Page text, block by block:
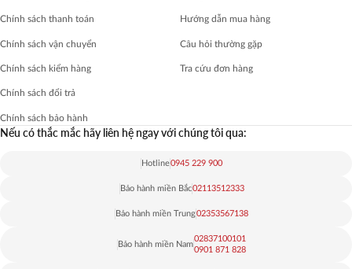
Chính sách thanh toán
Chính sách vận chuyển
Chính sách kiểm hàng
Chính sách đổi trả
Chính sách bảo hành
Hướng dẫn mua hàng
Câu hỏi thường gặp
Tra cứu đơn hàng
Nếu có thắc mắc hãy liên hệ ngay với chúng tôi qua:
Hotline0945 229 900
Bảo hành miền Bắc02113512333
Bảo hành miền Trung02353567138
Bảo hành miền Nam
02837100101
0901 871 828